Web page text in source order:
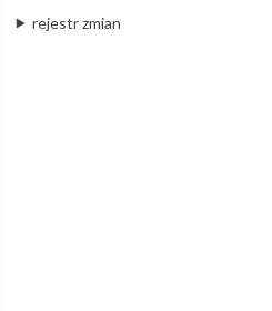
Kolej
rejestr zmian